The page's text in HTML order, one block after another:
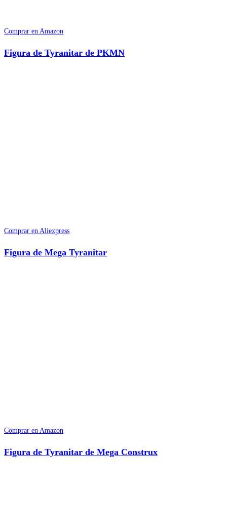
Comprar en Amazon
Figura de Tyranitar de PKMN
Comprar en Aliexpress
Figura de Mega Tyranitar
Comprar en Amazon
Figura de Tyranitar de Mega Construx